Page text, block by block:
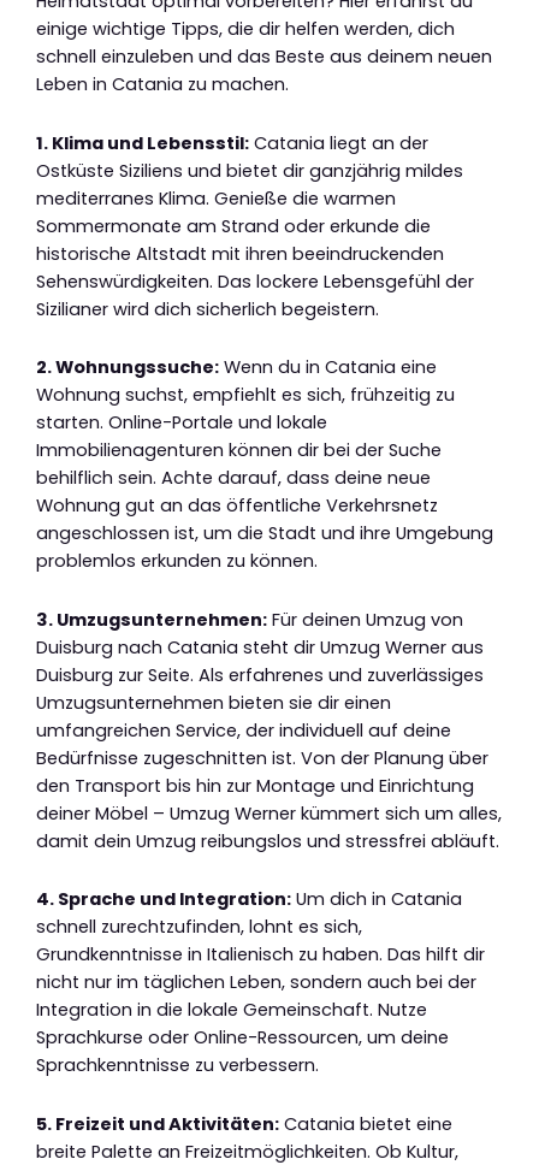
einige wichtige Tipps, die dir helfen werden, dich
schnell einzuleben und das Beste aus deinem neuen
Leben in Catania zu machen.
1. Klima und Lebensstil: Catania liegt an der
Ostküste Siziliens und bietet dir ganzjährig mildes
mediterranes Klima. Genieße die warmen
Sommermonate am Strand oder erkunde die
historische Altstadt mit ihren beeindruckenden
Sehenswürdigkeiten. Das lockere Lebensgefühl der
Sizilianer wird dich sicherlich begeistern.
2. Wohnungssuche: Wenn du in Catania eine
Wohnung suchst, empfiehlt es sich, frühzeitig zu
starten. Online-Portale und lokale
Immobilienagenturen können dir bei der Suche
behilflich sein. Achte darauf, dass deine neue
Wohnung gut an das öffentliche Verkehrsnetz
angeschlossen ist, um die Stadt und ihre Umgebung
problemlos erkunden zu können.
3. Umzugsunternehmen: Für deinen Umzug von
Duisburg nach Catania steht dir Umzug Werner aus
Duisburg zur Seite. Als erfahrenes und zuverlässiges
Umzugsunternehmen bieten sie dir einen
umfangreichen Service, der individuell auf deine
Bedürfnisse zugeschnitten ist. Von der Planung über
den Transport bis hin zur Montage und Einrichtung
deiner Möbel – Umzug Werner kümmert sich um alles,
damit dein Umzug reibungslos und stressfrei abläuft.
4. Sprache und Integration: Um dich in Catania
schnell zurechtzufinden, lohnt es sich,
Grundkenntnisse in Italienisch zu haben. Das hilft dir
nicht nur im täglichen Leben, sondern auch bei der
Integration in die lokale Gemeinschaft. Nutze
Sprachkurse oder Online-Ressourcen, um deine
Sprachkenntnisse zu verbessern.
5. Freizeit und Aktivitäten: Catania bietet eine
breite Palette an Freizeitmöglichkeiten. Ob Kultur,